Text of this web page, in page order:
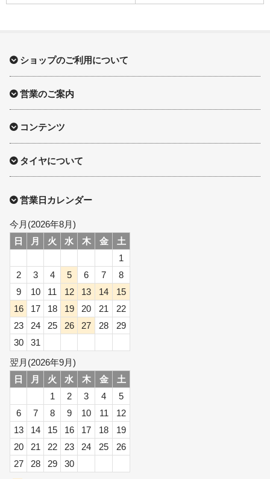
ショップのご利用について
営業のご案内
コンテンツ
タイヤについて
営業日カレンダー
今月(2026年8月)
日
月 火 水 木 金
土
1
2
3 4 5 6 7
8
9
10 11 12 13 14
15
16
17 18 19 20 21
22
23
24 25 26 27 28
29
30
31
翌月(2026年9月)
日
月 火 水 木 金
土
1
2 3 4
5
6
7 8 9 10 11
12
13
14 15 16 17 18
19
20
21 22 23 24 25
26
27
28 29
30